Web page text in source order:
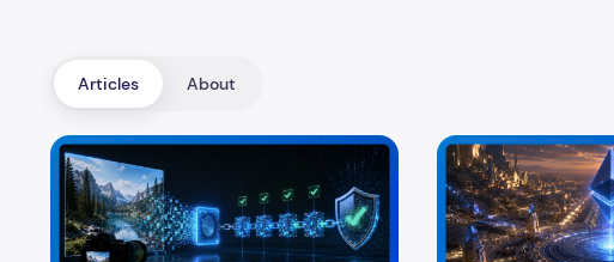
Articles About
Comment le hachage et la blockchain détectent si un contenu
Ethereum prépare